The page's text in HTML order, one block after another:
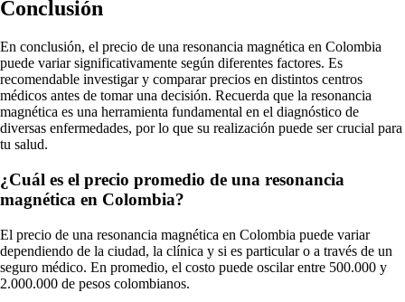
Conclusión
En conclusión, el precio de una resonancia magnética en Colombia
puede variar significativamente según diferentes factores. Es
recomendable investigar y comparar precios en distintos centros
médicos antes de tomar una decisión. Recuerda que la resonancia
magnética es una herramienta fundamental en el diagnóstico de
diversas enfermedades, por lo que su realización puede ser crucial para
tu salud.
¿Cuál es el precio promedio de una resonancia
magnética en Colombia?
El precio de una resonancia magnética en Colombia puede variar
dependiendo de la ciudad, la clínica y si es particular o a través de un
seguro médico. En promedio, el costo puede oscilar entre 500.000 y
2.000.000 de pesos colombianos.